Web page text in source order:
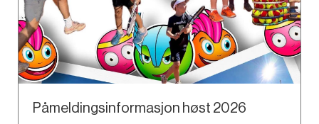
Påmeldingsinformasjon høst 2026